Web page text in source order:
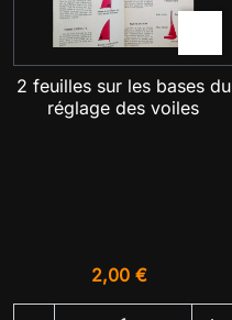
2 feuilles sur les bases du
réglage des voiles
2,00 €